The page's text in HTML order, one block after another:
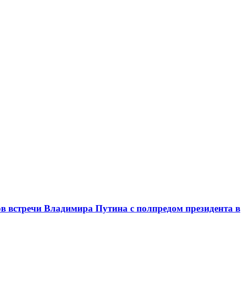
Владимира Путина с полпредом президента в